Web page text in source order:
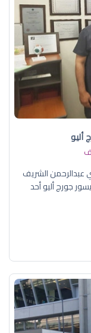
أليو
عبدالرحمن الشريف
جورج أليو أحد